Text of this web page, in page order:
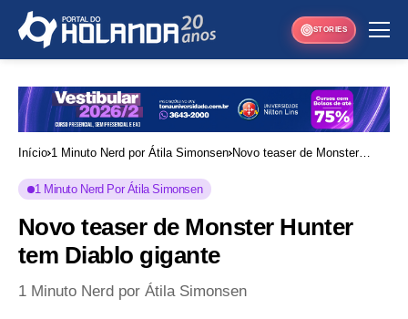
STORIES
Início 1 Minuto Nerd por Átila Simonsen Novo teaser de Monster
1 Minuto Nerd Por Átila Simonsen
Novo teaser de Monster Hunter
tem Diablo gigante
1 Minuto Nerd por Átila Simonsen